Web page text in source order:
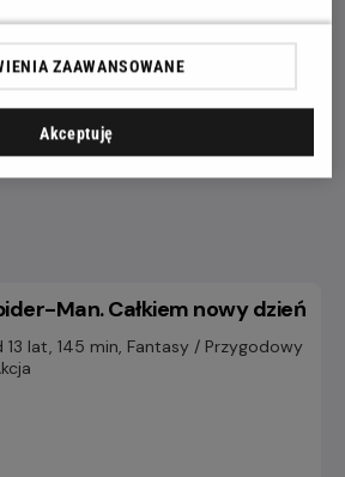
w naszym kinie. Kup bilet
miejsce w sali i
Pamiętaj: wcześniej
Man. Całkiem nowy dzień
13 lat, 145 min, Fantasy / Przygodowy
ZAAWANSOWANE
Akceptuję